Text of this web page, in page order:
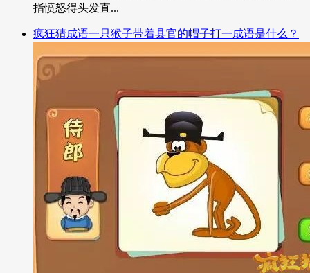
指愤怒得头发直...
疯狂猜成语一只猴子带着县官的帽子打一成语是什么？